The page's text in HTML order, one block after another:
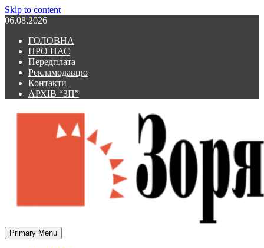
Skip to content
06.08.2026
ГОЛОВНА
ПРО НАС
Передплата
Рекламодавцю
Контакти
АРХІВ “ЗП”
Зоря Полтавщини
Зоря Полтавщини
Primary Menu